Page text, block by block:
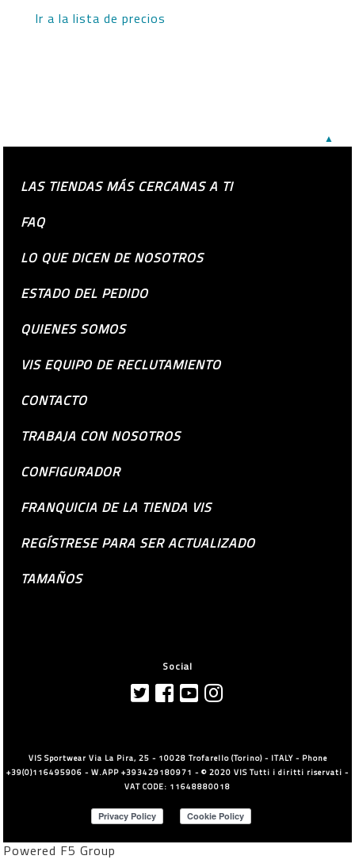
Ir a la lista de precios
▲
LAS TIENDAS MÁS CERCANAS A TI
FAQ
LO QUE DICEN DE NOSOTROS
ESTADO DEL PEDIDO
QUIENES SOMOS
VIS EQUIPO DE RECLUTAMIENTO
CONTACTO
TRABAJA CON NOSOTROS
CONFIGURADOR
FRANQUICIA DE LA TIENDA VIS
REGÍSTRESE PARA SER ACTUALIZADO
TAMAÑOS
Social
VIS Sportwear Via La Pira, 25 - 10028 Trofarello (Torino) - ITALY - Phone
+39(0)116495906 - W.APP +393429180971 - © 2020 VIS Tutti i diritti riservati -
VAT CODE: 11648880018
Powered F5 Group